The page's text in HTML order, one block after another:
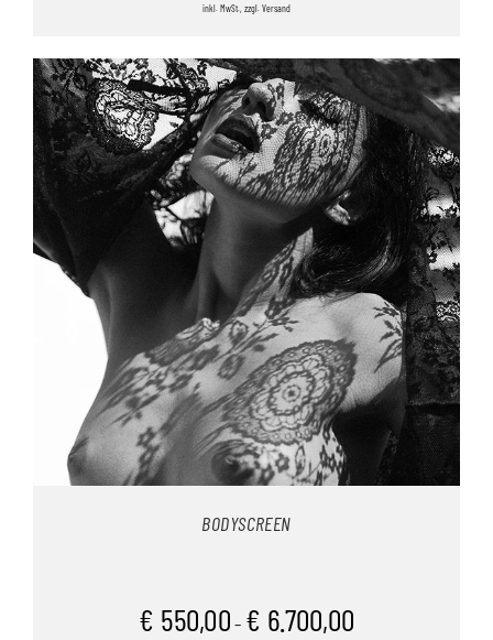
inkl. MwSt., zzgl. Versand
BODYSCREEN
€ 550,00 – € 6.700,00